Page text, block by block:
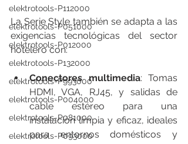
elektrotools-P112000
elektrotools-P051000
elektrotools-P012000
elektrotools-P132000
elektrotools-P993000
elektrotools-P004000
elektrotools-P081000
elektrotools-P093000
La Serie Style también se adapta a las
exigencias tecnológicas del sector
hotelero con:
Conectores multimedia: Tomas
HDMI, VGA, RJ45, y salidas de
cable estéreo para una
instalación limpia y eficaz, ideales
para entornos domésticos y